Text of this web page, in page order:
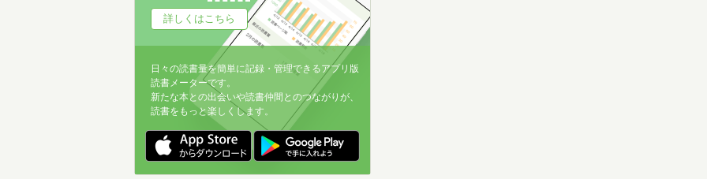
詳しくはこちら
日々の読書量を簡単に記録・管理できるアプリ版
読書メーターです。
新たな本との出会いや読書仲間とのつながりが、
読書をもっと楽しくします。